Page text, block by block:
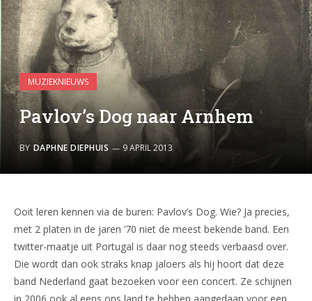
MUZIEKNIEUWS
Pavlov’s Dog naar Arnhem
BY DAPHNE DIEPHUIS 9 APRIL 2013
Ooit leren kennen via de buren: Pavlov’s Dog. Wie? Ja precies,
met 2 platen in de jaren ’70 niet de meest bekende band. Een
twitter-maatje uit Portugal is daar nog steeds verbaasd over.
Die wordt dan ook straks knap jaloers als hij hoort dat deze
band Nederland gaat bezoeken voor een concert. Ze schijnen